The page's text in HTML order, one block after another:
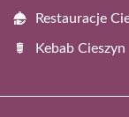
Restauracje
Kebab Cieszyn